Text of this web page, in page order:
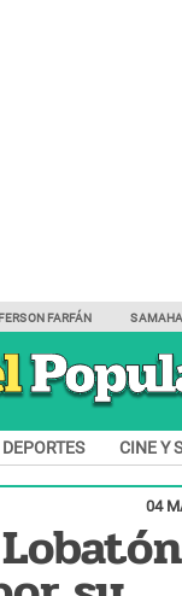
FARFÁN
DEPORTES CINE Y
04